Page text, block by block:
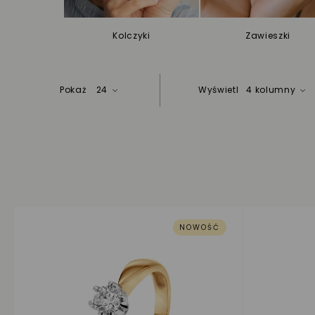
Kolczyki Zawieszki
Wyświetl 4 kolumny
Pokaż 24
NOWOŚĆ